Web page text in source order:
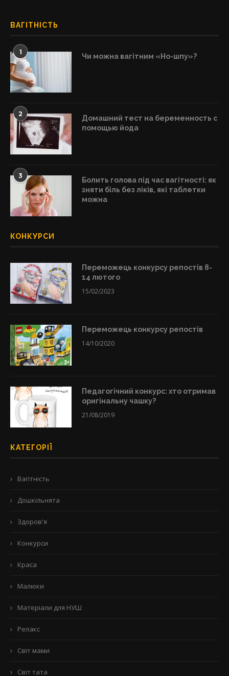
ВАГІТНІСТЬ
1 Чи можна вагітним «Но-шпу»?
2
Домашний тест на беременность с
помощью йода
3
Болить голова під час вагітності: як
зняти біль без ліків, які таблетки
можна
КОНКУРСИ
Переможець конкурсу репостів 8-
14 лютого
15/02/2023
Переможець конкурсу репостів
14/10/2020
Педагогічний конкурс: хто отримав
оригінальну чашку?
21/08/2019
КАТЕГОРІЇ
Вагітність
Дошкільнята
Здоров'я
Конкурси
Краса
Малюки
Матеріали для НУШ
Релакс
Світ мами
Світ тата